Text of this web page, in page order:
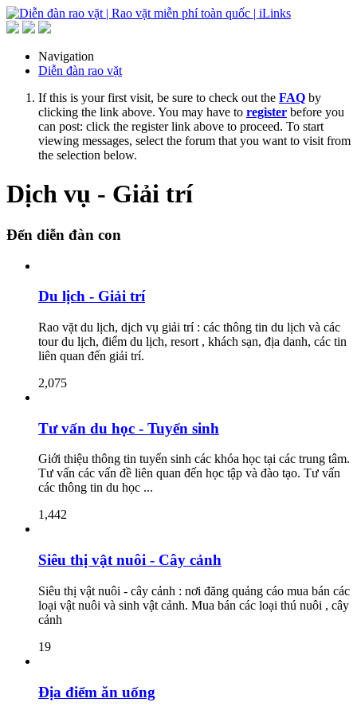
Navigation
Diễn đàn rao vặt
If this is your first visit, be sure to check out the FAQ by
clicking the link above. You may have to register before you
can post: click the register link above to proceed. To start
viewing messages, select the forum that you want to visit from
the selection below.
Dịch vụ - Giải trí
Đến diễn đàn con
Du lịch - Giải trí
Rao vặt du lịch, dịch vụ giải trí : các thông tin du lịch và các
tour du lịch, điểm du lịch, resort , khách sạn, địa danh, các tin
liên quan đến giải trí.
2,075
Tư vấn du học - Tuyển sinh
Giới thiệu thông tin tuyển sinh các khóa học tại các trung tâm.
Tư vấn các vấn đề liên quan đến học tập và đào tạo. Tư vấn
các thông tin du học ...
1,442
Siêu thị vật nuôi - Cây cảnh
Siêu thị vật nuôi - cây cảnh : nơi đăng quảng cáo mua bán các
loại vật nuôi và sinh vật cảnh. Mua bán các loại thú nuôi , cây
cảnh
19
Địa điểm ăn uống